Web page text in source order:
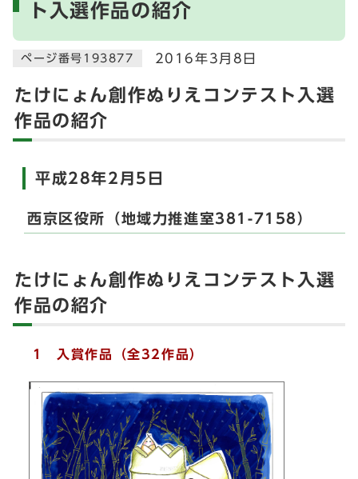
ト入選作品の紹介
ページ番号193877 2016年3月8日
たけにょん創作ぬりえコンテスト入選
作品の紹介
平成28年2月5日
西京区役所（地域力推進室381-7158）
たけにょん創作ぬりえコンテスト入選
作品の紹介
1 入賞作品（全32作品）